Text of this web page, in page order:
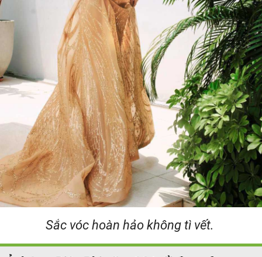
Sắc vóc hoàn hảo không tì vết.